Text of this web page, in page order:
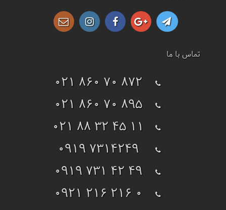
تماس با ما
021 860 70 872
021 860 70 895
021 88 32 45 11
0919 7314249
0919 731 42 49
0921 216 216 0